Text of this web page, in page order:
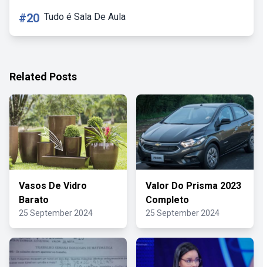
#20 Tudo é Sala De Aula
Related Posts
Vasos De Vidro
Barato
25 September 2024
Valor Do Prisma 2023
Completo
25 September 2024